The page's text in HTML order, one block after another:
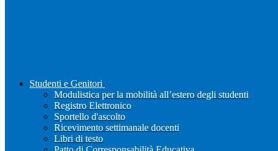
Studenti e Genitori
Modulistica per la mobilità all’estero degli studenti
Registro Elettronico
Sportello d'ascolto
Ricevimento settimanale docenti
Libri di testo